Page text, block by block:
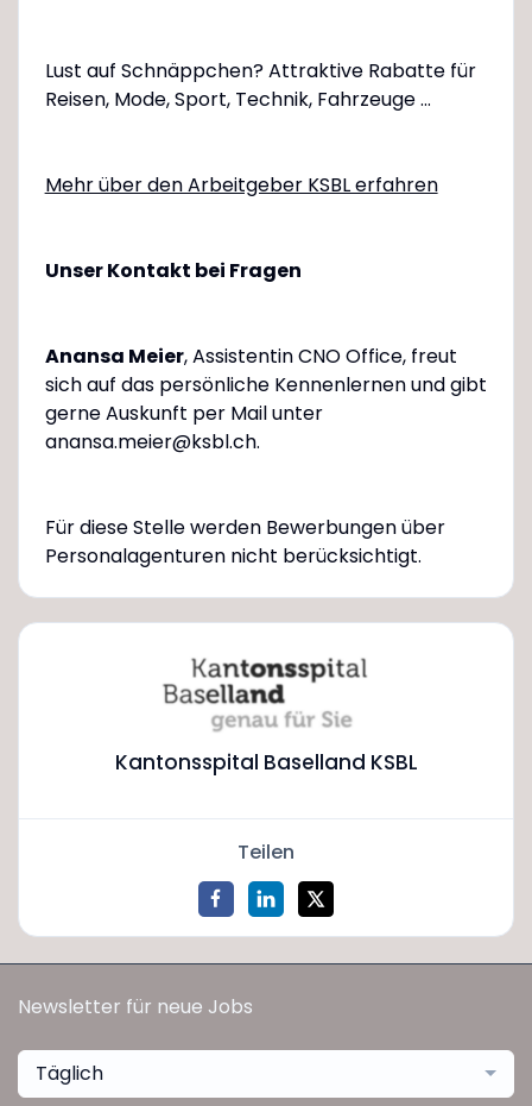
Lust auf Schnäppchen? Attraktive Rabatte für
Reisen, Mode, Sport, Technik, Fahrzeuge ...
Mehr über den Arbeitgeber KSBL erfahren
Unser Kontakt bei Fragen
Anansa Meier, Assistentin CNO Office, freut
sich auf das persönliche Kennenlernen und gibt
gerne Auskunft per Mail unter
anansa.meier@ksbl.ch.
Für diese Stelle werden Bewerbungen über
Personalagenturen nicht berücksichtigt.
Kantonsspital Baselland KSBL
Teilen
Newsletter für neue Jobs
Täglich